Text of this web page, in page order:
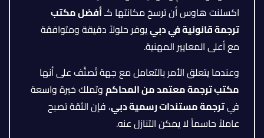
اكسلنت هاوس أن ترسخ مكانتها كـأفضل مكتب
ترجمة قانونية في دبييوفر حلولاً دقيقة ومتوافقة
مع أعلى المعايير المهنية.
وعندما يتعلق الأمر بالتعامل مع جهة تُصنَّف على أنها
مكتب ترجمة معتمد من المحاكموتملك خبرة واسعة
فيترجمة مستندات رسمية دبي، فإن الثقة تصبح
عاملاً حاسماً لا يمكن التنازل عنه.